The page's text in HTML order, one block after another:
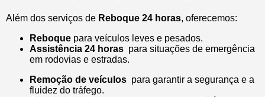
Além dos serviços de Reboque 24 horas, oferecemos:
Reboque para veículos leves e pesados.
Assistência 24 horas para situações de emergência
em rodovias e estradas.
Remoção de veículos para garantir a segurança e a
fluidez do tráfego.